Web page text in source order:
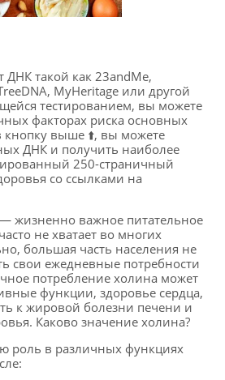
ДНК такой как 23andMe,
MyHeritage или другой
тестированием, вы можете
факторах риска основных
кнопку выше ⬆️, вы можете
ДНК и получить наиболее
250-страничный
со ссылками на
жизненно важное питательное
не хватает во многих
большая часть населения не
свои ежедневные потребности
потребление холина может
функции, здоровье сердца,
к жировой болезни печени и
Каково значение холина?
роль в различных функциях